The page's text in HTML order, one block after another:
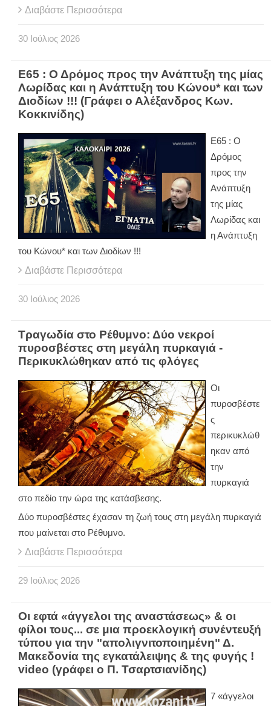
Διαβάστε Περισσότερα
30 Ιούλιος 2026
Ε65 : Ο Δρόμος προς την Ανάπτυξη της μίας
Λωρίδας και η Ανάπτυξη του Κώνου* και των
Διοδίων !!! (Γράφει ο Αλέξανδρος Κων.
Κοκκινίδης)
Ε65 : Ο
Δρόμος
προς την
Ανάπτυξη
της μίας
Λωρίδας και
η Ανάπτυξη
του Κώνου* και των Διοδίων !!!
Διαβάστε Περισσότερα
30 Ιούλιος 2026
Τραγωδία στο Ρέθυμνο: Δύο νεκροί
πυροσβέστες στη μεγάλη πυρκαγιά -
Περικυκλώθηκαν από τις φλόγες
Οι
πυροσβέστε
ς
περικυκλώθ
ηκαν από
την
πυρκαγιά
στο πεδίο την ώρα της κατάσβεσης.
Δύο πυροσβέστες έχασαν τη ζωή τους στη μεγάλη πυρκαγιά
που μαίνεται στο Ρέθυμνο.
Διαβάστε Περισσότερα
29 Ιούλιος 2026
Οι εφτά «άγγελοι της αναστάσεως» & οι
φίλοι τους... σε μια προεκλογική συνέντευξή
τύπου για την "απολιγνιτοποιημένη" Δ.
Μακεδονία της εγκατάλειψης & της φυγής !
video (γράφει ο Π. Τσαρτσιανίδης)
7 «άγγελοι